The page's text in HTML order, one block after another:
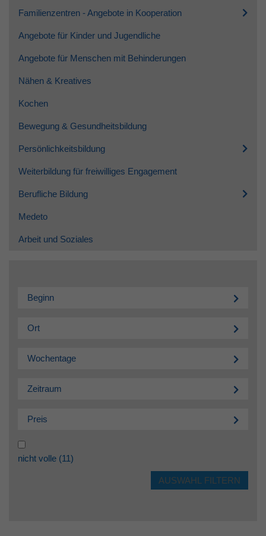
Familienzentren - Angebote in Kooperation
Angebote für Kinder und Jugendliche
Angebote für Menschen mit Behinderungen
Nähen & Kreatives
Kochen
Bewegung & Gesundheitsbildung
Persönlichkeitsbildung
Weiterbildung für freiwilliges Engagement
Berufliche Bildung
Medeto
Arbeit und Soziales
Beginn
Ort
Wochentage
Zeitraum
Preis
nicht volle (11)